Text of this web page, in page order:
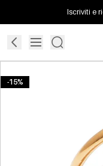
Iscriviti e
-15%